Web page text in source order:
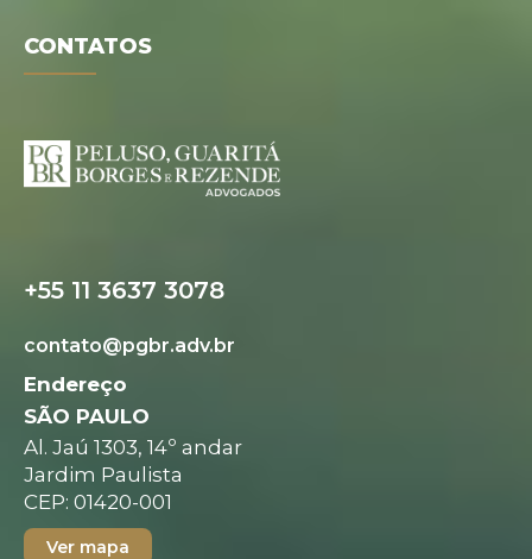
CONTATOS
+55 11 3637 3078
contato@pgbr.adv.br
Endereço
SÃO PAULO
Al. Jaú 1303, 14º andar
Jardim Paulista
CEP: 01420-001
Ver mapa